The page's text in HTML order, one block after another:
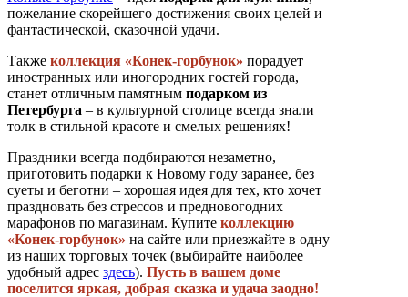
пожелание скорейшего достижения своих целей и
фантастической, сказочной удачи.
Также коллекция «Конек-горбунок» порадует
иностранных или иногородних гостей города,
станет отличным памятным подарком из
Петербурга – в культурной столице всегда знали
толк в стильной красоте и смелых решениях!
Праздники всегда подбираются незаметно,
приготовить подарки к Новому году заранее, без
суеты и беготни – хорошая идея для тех, кто хочет
праздновать без стрессов и предновогодних
марафонов по магазинам. Купите коллекцию
«Конек-горбунок» на сайте или приезжайте в одну
из наших торговых точек (выбирайте наиболее
удобный адрес здесь). Пусть в вашем доме
поселится яркая, добрая сказка и удача заодно!